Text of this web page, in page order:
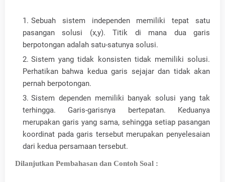
Sebuah sistem independen memiliki tepat satu
pasangan solusi (x,y). Titik di mana dua garis
berpotongan adalah satu-satunya solusi.
Sistem yang tidak konsisten tidak memiliki solusi.
Perhatikan bahwa kedua garis sejajar dan tidak akan
pernah berpotongan.
Sistem dependen memiliki banyak solusi yang tak
terhingga. Garis-garisnya bertepatan. Keduanya
merupakan garis yang sama, sehingga setiap pasangan
koordinat pada garis tersebut merupakan penyelesaian
dari kedua persamaan tersebut.
Dilanjutkan Pembahasan dan Contoh Soal :